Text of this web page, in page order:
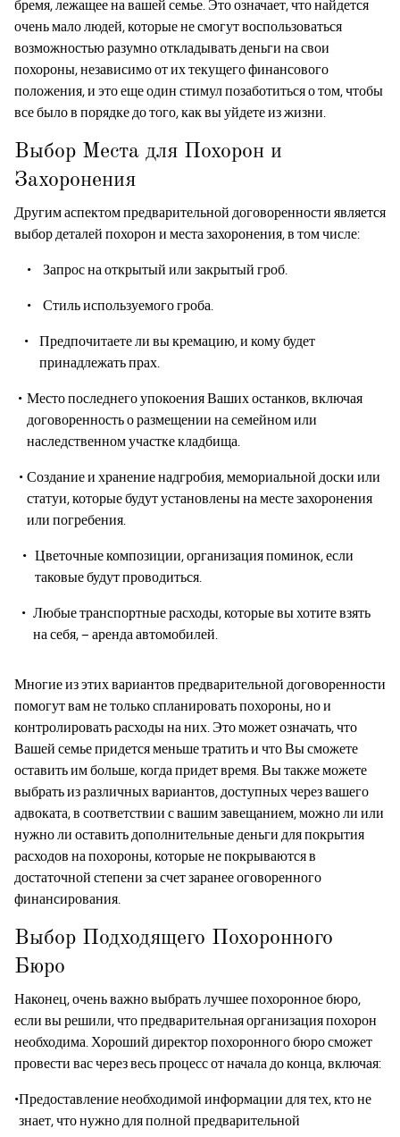
бремя, лежащее на вашей семье. Это означает, что найдется
очень мало людей, которые не смогут воспользоваться
возможностью разумно откладывать деньги на свои
похороны, независимо от их текущего финансового
положения, и это еще один стимул позаботиться о том, чтобы
все было в порядке до того, как вы уйдете из жизни.
Выбор Места для Похорон и
Захоронения
Другим аспектом предварительной договоренности является
выбор деталей похорон и места захоронения, в том числе:
Запрос на открытый или закрытый гроб.
Стиль используемого гроба.
Предпочитаете ли вы кремацию, и кому будет
принадлежать прах.
Место последнего упокоения Ваших останков, включая
договоренность о размещении на семейном или
наследственном участке кладбища.
Создание и хранение надгробия, мемориальной доски или
статуи, которые будут установлены на месте захоронения
или погребения.
Цветочные композиции, организация поминок, если
таковые будут проводиться.
Любые транспортные расходы, которые вы хотите взять
на себя, – аренда автомобилей.
Многие из этих вариантов предварительной договоренности
помогут вам не только спланировать похороны, но и
контролировать расходы на них. Это может означать, что
Вашей семье придется меньше тратить и что Вы сможете
оставить им больше, когда придет время. Вы также можете
выбрать из различных вариантов, доступных через вашего
адвоката, в соответствии с вашим завещанием, можно ли или
нужно ли оставить дополнительные деньги для покрытия
расходов на похороны, которые не покрываются в
достаточной степени за счет заранее оговоренного
финансирования.
Выбор Подходящего Похоронного
Бюро
Наконец, очень важно выбрать лучшее похоронное бюро,
если вы решили, что предварительная организация похорон
необходима. Хороший директор похоронного бюро сможет
провести вас через весь процесс от начала до конца, включая:
Предоставление необходимой информации для тех, кто не
знает, что нужно для полной предварительной